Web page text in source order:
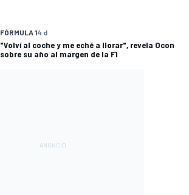
FÓRMULA 14 d
"Volví al coche y me eché a llorar", revela Ocon
sobre su año al margen de la F1